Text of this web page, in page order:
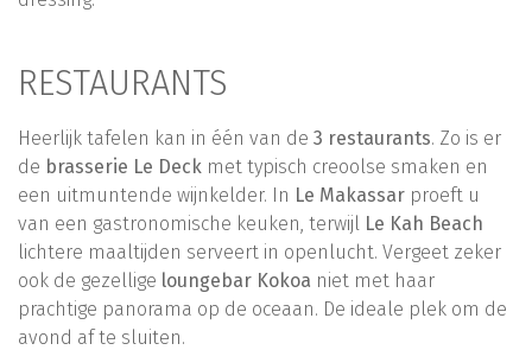
RESTAURANTS
Heerlijk tafelen kan in één van de 3 restaurants. Zo is er
de brasserie Le Deck met typisch creoolse smaken en
een uitmuntende wijnkelder. In Le Makassar proeft u
van een gastronomische keuken, terwijl Le Kah Beach
lichtere maaltijden serveert in openlucht. Vergeet zeker
ook de gezellige loungebar Kokoa niet met haar
prachtige panorama op de oceaan. De ideale plek om de
avond af te sluiten.